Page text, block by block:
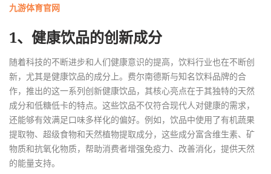
九游体育官网
1、健康饮品的创新成分
随着科技的不断进步和人们健康意识的提高，饮料行业也在不断创
新，尤其是健康饮品的成分上。费尔南德斯与知名饮料品牌的合
作，推出的这一系列创新健康饮品，其核心亮点在于其独特的天然
成分和低糖低卡的特点。这些饮品不仅符合现代人对健康的需求，
还能够有效满足口味多样化的偏好。例如，饮品中使用了有机蔬果
提取物、超级食物和天然植物提取成分，这些成分富含维生素、矿
物质和抗氧化物质，帮助消费者增强免疫力、改善消化，提供天然
的能量支持。